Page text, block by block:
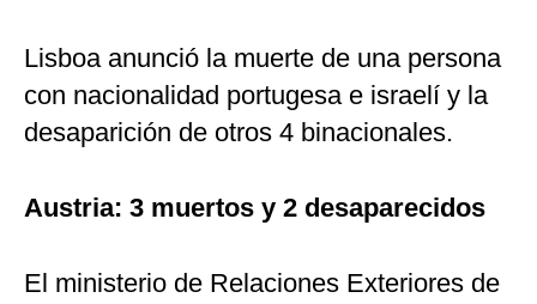
Lisboa anunció la muerte de una persona
con nacionalidad portugesa e israelí y la
desaparición de otros 4 binacionales.
Austria: 3 muertos y 2 desaparecidos
El ministerio de Relaciones Exteriores de